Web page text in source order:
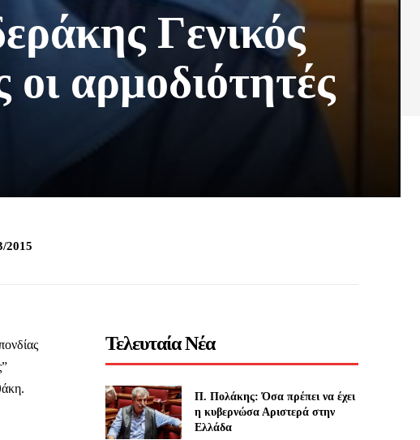
Γενικός
αρμοδιότητές
2015
Τελευταία Νέα
Π. Πολάκης: Όσα πρέπει να έχει
η κυβερνώσα Αριστερά στην
Ελλάδα